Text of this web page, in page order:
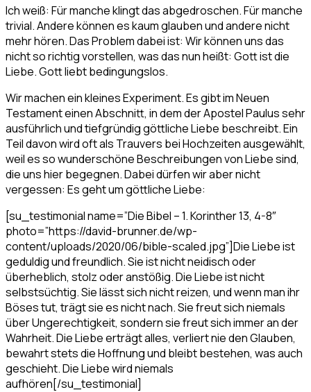
Ich weiß: Für manche klingt das abgedroschen. Für manche
trivial. Andere können es kaum glauben und andere nicht
mehr hören. Das Problem dabei ist: Wir können uns das
nicht so richtig vorstellen, was das nun heißt: Gott ist die
Liebe. Gott liebt bedingungslos.
Wir machen ein kleines Experiment. Es gibt im Neuen
Testament einen Abschnitt, in dem der Apostel Paulus sehr
ausführlich und tiefgründig göttliche Liebe beschreibt. Ein
Teil davon wird oft als Trauvers bei Hochzeiten ausgewählt,
weil es so wunderschöne Beschreibungen von Liebe sind,
die uns hier begegnen. Dabei dürfen wir aber nicht
vergessen: Es geht um göttliche Liebe:
[su_testimonial name=”Die Bibel – 1. Korinther 13, 4-8″
photo=”https://david-brunner.de/wp-
content/uploads/2020/06/bible-scaled.jpg”]Die Liebe ist
geduldig und freundlich. Sie ist nicht neidisch oder
überheblich, stolz oder anstößig. Die Liebe ist nicht
selbstsüchtig. Sie lässt sich nicht reizen, und wenn man ihr
Böses tut, trägt sie es nicht nach. Sie freut sich niemals
über Ungerechtigkeit, sondern sie freut sich immer an der
Wahrheit. Die Liebe erträgt alles, verliert nie den Glauben,
bewahrt stets die Hoffnung und bleibt bestehen, was auch
geschieht. Die Liebe wird niemals
aufhören[/su_testimonial]